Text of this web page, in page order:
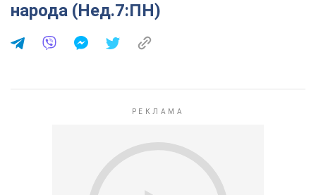
народа (Нед.7:ПН)